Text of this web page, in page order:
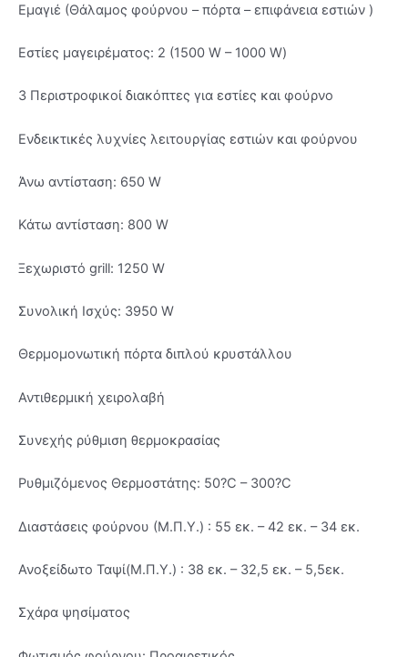
Εμαγιέ (Θάλαμος φούρνου – πόρτα – επιφάνεια εστιών )
Εστίες μαγειρέματος: 2 (1500 W – 1000 W)
3 Περιστροφικοί διακόπτες για εστίες και φούρνο
Ενδεικτικές λυχνίες λειτουργίας εστιών και φούρνου
Άνω αντίσταση: 650 W
Κάτω αντίσταση: 800 W
Ξεχωριστό grill: 1250 W
Συνολική Ισχύς: 3950 W
Θερμομονωτική πόρτα διπλού κρυστάλλου
Αντιθερμική χειρολαβή
Συνεχής ρύθμιση θερμοκρασίας
Ρυθμιζόμενος Θερμοστάτης: 50?C – 300?C
Διαστάσεις φούρνου (Μ.Π.Υ.) : 55 εκ. – 42 εκ. – 34 εκ.
Ανοξείδωτο Ταψί(Μ.Π.Υ.) : 38 εκ. – 32,5 εκ. – 5,5εκ.
Σχάρα ψησίματος